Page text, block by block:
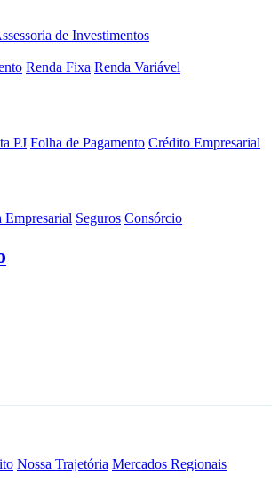
de Investimentos
Renda Fixa Renda Variável
PJ Folha de Pagamento Crédito Empresarial
Empresarial Seguros Consórcio
Nossa Trajetória Mercados Regionais